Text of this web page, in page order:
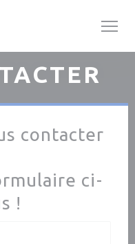
de cookies
contacter
ci-
!